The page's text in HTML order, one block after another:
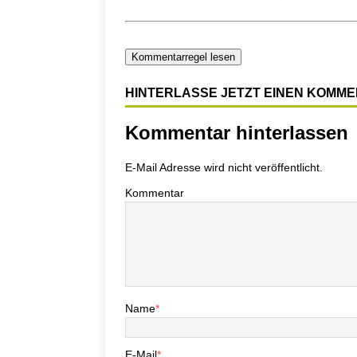
Kommentarregel lesen
HINTERLASSE JETZT EINEN
Kommentar hinterlassen
E-Mail Adresse wird nicht veröffentlicht.
Kommentar
Name*